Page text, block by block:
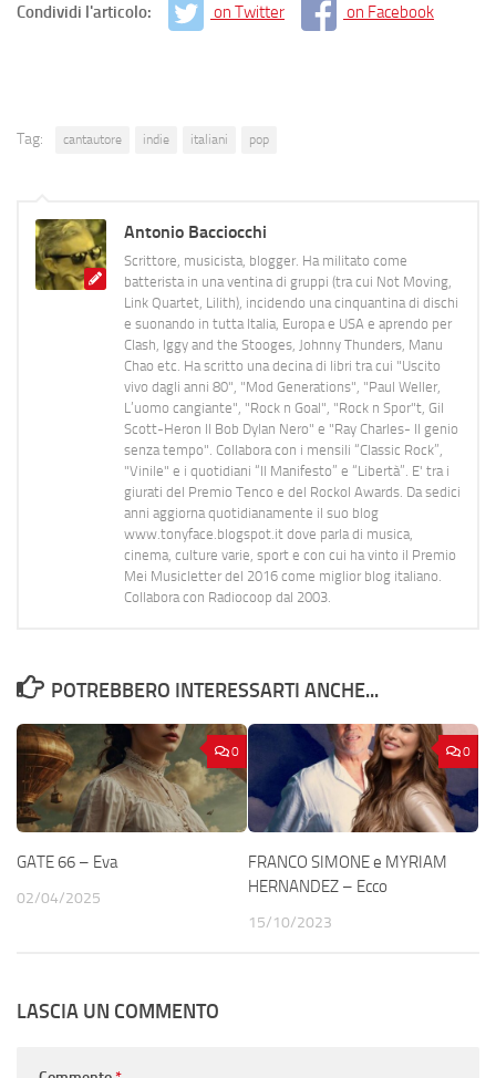
Condividi l'articolo: on Twitter on Facebook
Tag: cantautore indie italiani pop
Antonio Bacciocchi
Scrittore, musicista, blogger. Ha militato come
batterista in una ventina di gruppi (tra cui Not Moving,
Link Quartet, Lilith), incidendo una cinquantina di dischi
e suonando in tutta Italia, Europa e USA e aprendo per
Clash, Iggy and the Stooges, Johnny Thunders, Manu
Chao etc. Ha scritto una decina di libri tra cui "Uscito
vivo dagli anni 80", "Mod Generations", "Paul Weller,
L’uomo cangiante", "Rock n Goal", "Rock n Spor"t, Gil
Scott-Heron Il Bob Dylan Nero" e "Ray Charles- Il genio
senza tempo". Collabora con i mensili “Classic Rock”,
"Vinile" e i quotidiani “Il Manifesto” e “Libertà”. E' tra i
giurati del Premio Tenco e del Rockol Awards. Da sedici
anni aggiorna quotidianamente il suo blog
www.tonyface.blogspot.it dove parla di musica,
cinema, culture varie, sport e con cui ha vinto il Premio
Mei Musicletter del 2016 come miglior blog italiano.
Collabora con Radiocoop dal 2003.
POTREBBERO INTERESSARTI ANCHE...
0
GATE 66 – Eva
02/04/2025
0
FRANCO SIMONE e MYRIAM
HERNANDEZ – Ecco
15/10/2023
LASCIA UN COMMENTO